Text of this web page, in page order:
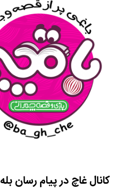
کانال غاچ در پیام رسان بله